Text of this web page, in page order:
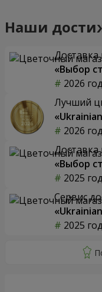
Наши
Доставка
«Выбор
2026 год
Лучший
2026 год
Доставка
«Выбор
2025 год
Сервис
2025 год